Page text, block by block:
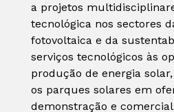
a projetos
tecnológica nos sectores
fotovoltaica e da
serviços tecnológicos às
produção de energia
os parques solares em
demonstração e